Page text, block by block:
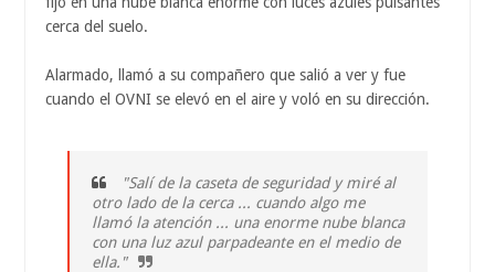
cerca del suelo.
Alarmado, llamó a su compañero que salió a ver y fue
cuando el OVNI se elevó en el aire y voló en su dirección.
"Salí de la caseta de seguridad y miré al
otro lado de la cerca ... cuando algo me
llamó la atención ... una enorme nube blanca
con una luz azul parpadeante en el medio de
ella."